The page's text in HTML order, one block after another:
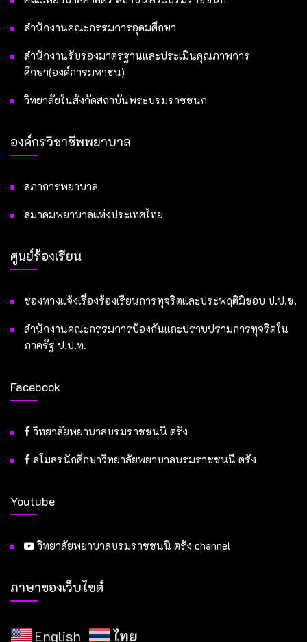
สำนักงานคณะกรรมการอุดมศึกษา
สำนักงานรับรองมาตรฐานและประเมินคุณภาพการ
ศึกษา(องค์การมหาชน)
วิทยาลัยในสังกัดสถาบันพระบรมราชชนก
องค์กรวิชาชีพพยาบาล
สภาการพยาบาล
สมาคมพยาบาลแห่งประเทศไทย
ศูนย์ร้องเรียน
ช่องทางแจ้งเรื่องร้องเรียนการทุจริตและประพฤติมิชอบ ป.ป.ช.
สำนักงานคณะกรรมการป้องกันและปราบปรามการทุจริตใน
ภาครัฐ ป.ป.ท.
Facebook
วิทยาลัยพยาบาลบรมราชชนนี ตรัง
สโมสรนักศึกษาวิทยาลัยพยาบาลบรมราชชนนี ตรัง
Youtube
วิทยาลัยพยาบาลบรมราชชนนี ตรัง channel
ภาษาของเว็บไซต์
English ไทย